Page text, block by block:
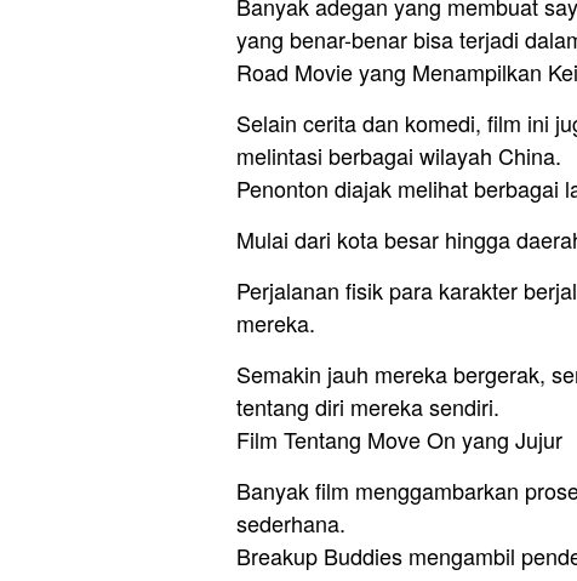
Banyak adegan yang membuat
yang benar-benar bisa terjadi
Road Movie yang Menampilkan
Selain cerita dan komedi, film ini
melintasi berbagai wilayah China.
Penonton diajak melihat berbagai
Mulai dari kota besar hingga
Perjalanan fisik para karakter
mereka.
Semakin jauh mereka bergerak,
tentang diri mereka sendiri.
Film Tentang Move On yang Jujur
Banyak film menggambarkan
sederhana.
Breakup Buddies mengambil